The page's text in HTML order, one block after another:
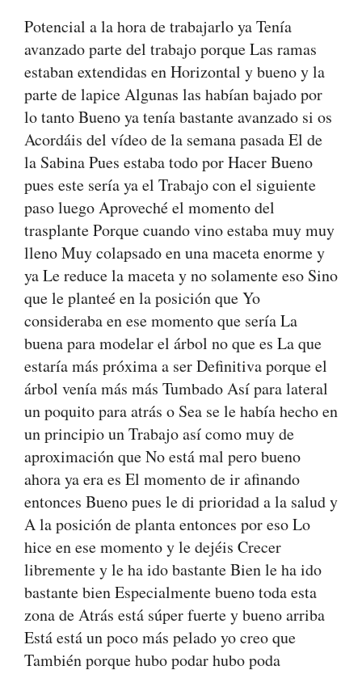
Potencial a la hora de trabajarlo ya Tenía
avanzado parte del trabajo porque Las ramas
estaban extendidas en Horizontal y bueno y la
parte de lapice Algunas las habían bajado por
lo tanto Bueno ya tenía bastante avanzado si os
Acordáis del vídeo de la semana pasada El de
la Sabina Pues estaba todo por Hacer Bueno
pues este sería ya el Trabajo con el siguiente
paso luego Aproveché el momento del
trasplante Porque cuando vino estaba muy muy
lleno Muy colapsado en una maceta enorme y
ya Le reduce la maceta y no solamente eso Sino
que le planteé en la posición que Yo
consideraba en ese momento que sería La
buena para modelar el árbol no que es La que
estaría más próxima a ser Definitiva porque el
árbol venía más más Tumbado Así para lateral
un poquito para atrás o Sea se le había hecho en
un principio un Trabajo así como muy de
aproximación que No está mal pero bueno
ahora ya era es El momento de ir afinando
entonces Bueno pues le di prioridad a la salud y
A la posición de planta entonces por eso Lo
hice en ese momento y le dejéis Crecer
libremente y le ha ido bastante Bien le ha ido
bastante bien Especialmente bueno toda esta
zona de Atrás está súper fuerte y bueno arriba
Está está un poco más pelado yo creo que
También porque hubo podar hubo poda